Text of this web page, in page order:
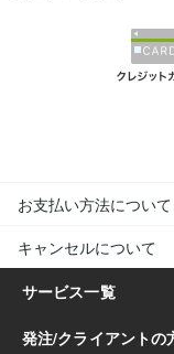
お支払い方法について
キャンセルについて